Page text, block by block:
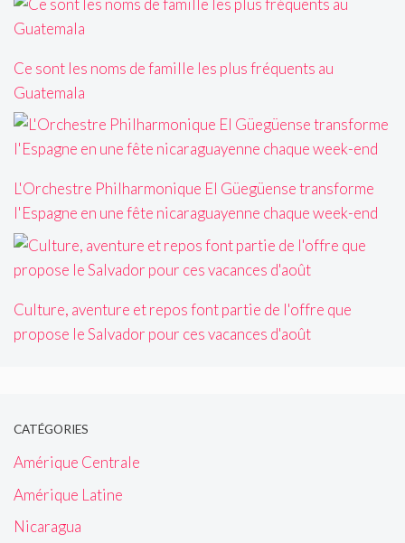
Ce sont les noms de famille les plus fréquents au
Guatemala
L'Orchestre Philharmonique El Güegüense transforme
l'Espagne en une fête nicaraguayenne chaque week-end
Culture, aventure et repos font partie de l'offre que
propose le Salvador pour ces vacances d'août
CATÉGORIES
Amérique Centrale
Amérique Latine
Nicaragua